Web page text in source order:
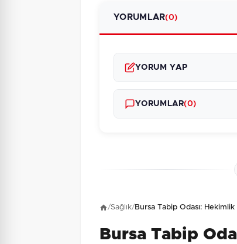
YORUMLAR(0)
YORUM YAP
Güvenlik Sorusu: 2 + 2 =
YORUMLAR(0)
/Sağlık/Bursa Tabip Odası:
Bursa Tabip